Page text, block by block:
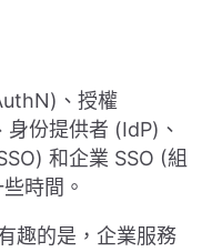
、授權
份提供者 (IdP)、
和企業 SSO (組
時間。
趣的是，企業服務